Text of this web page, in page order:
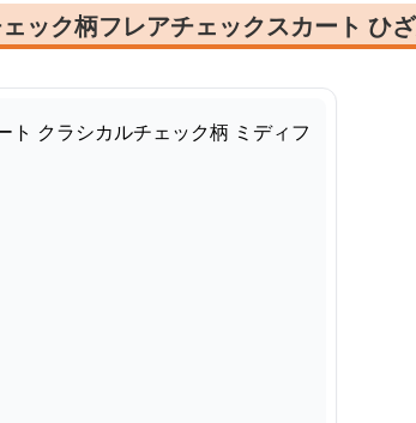
ック柄フレアチェックスカート ひ